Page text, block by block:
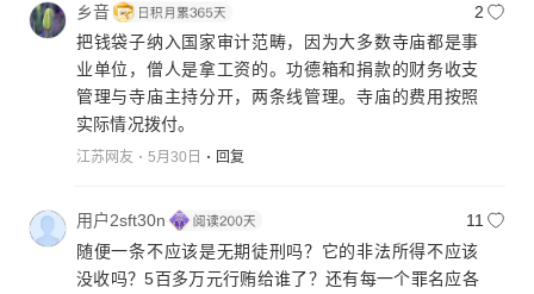
乡音
2
把钱袋子纳入国家审计范畴，因为大多数寺庙都是事
业单位，僧人是拿工资的。功德箱和捐款的财务收支
管理与寺庙主持分开，两条线管理。寺庙的费用按照
实际情况拨付。
江苏网友 5月30日 回复
用户2sft30n
11
随便一条不应该是无期徒刑吗？它的非法所得不应该
没收吗？5百多万元行贿给谁了？还有每一个罪名应各